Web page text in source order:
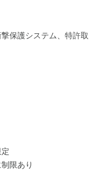
保護システム、特許取
限あり